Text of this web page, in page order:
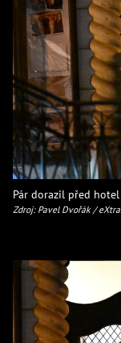
Pár dorazil před
Zdroj: Pavel Dvořák /